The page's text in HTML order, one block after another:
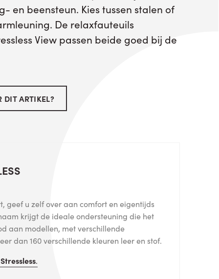
en beensteun. Kies tussen stalen of
De relaxfauteuils
View passen beide goed bij de
DIT ARTIKEL?
geef u zelf over aan comfort en eigentijds
krijgt de ideale ondersteuning die het
aan modellen, met verschillende
dan 160 verschillende kleuren leer en stof.
Stressless.